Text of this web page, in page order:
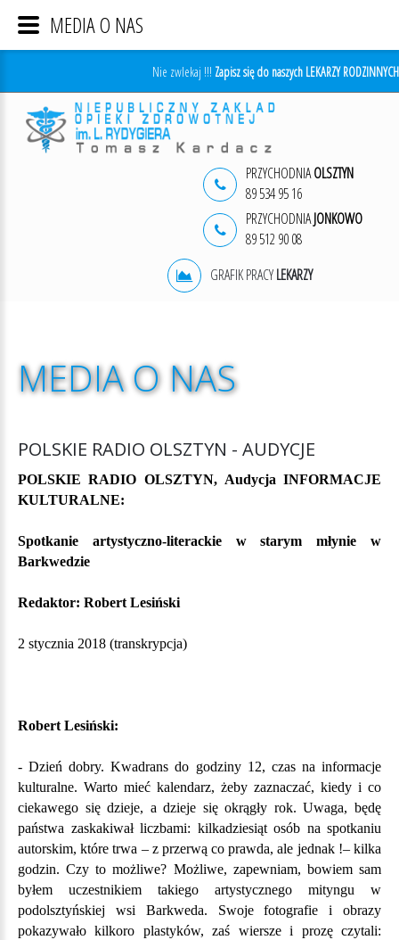
Nie zwlekaj !!! Zapisz się do naszych LEKARZY RODZINNYCH
PRZYCHODNIAOLSZTYN
89 534 95 16
PRZYCHODNIAJONKOWO
89 512 90 08
GRAFIK PRACYLEKARZY
MEDIAO NAS
POLSKIE RADIO OLSZTYN - AUDYCJE
POLSKIE RADIO OLSZTYN, Audycja INFORMACJE
KULTURALNE:
Spotkanie artystyczno-literackie w starym młynie w
Barkwedzie
Redaktor: Robert Lesiński
2 stycznia 2018 (transkrypcja)
Robert Lesiński:
- Dzień dobry. Kwadrans do godziny 12, czas na informacje
kulturalne. Warto mieć kalendarz, żeby zaznaczać, kiedy i co
ciekawego się dzieje, a dzieje się okrągły rok. Uwaga, będę
państwa zaskakiwał liczbami: kilkadziesiąt osób na spotkaniu
autorskim, które trwa – z przerwą co prawda, ale jednak !– kilka
godzin. Czy to możliwe? Możliwe, zapewniam, bowiem sam
byłem uczestnikiem takiego artystycznego mityngu w
podolsztyńskiej wsi Barkweda. Swoje fotografie i obrazy
pokazywało kilkoro plastyków, zaś wiersze i prozę czytali:
MEDIA O NAS